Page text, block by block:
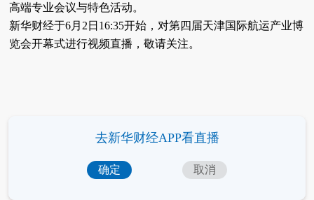
高端专业会议与特色活动。
新华财经于6月2日16:35开始，对第四届天津国际航运产业博
览会开幕式进行视频直播，敬请关注。
去新华财经APP看直播
确定 取消